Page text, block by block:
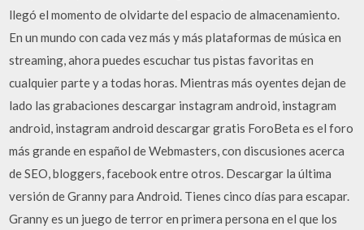
llegó el momento de olvidarte del espacio de almacenamiento.
En un mundo con cada vez más y más plataformas de música en
streaming, ahora puedes escuchar tus pistas favoritas en
cualquier parte y a todas horas. Mientras más oyentes dejan de
lado las grabaciones descargar instagram android, instagram
android, instagram android descargar gratis ForoBeta es el foro
más grande en español de Webmasters, con discusiones acerca
de SEO, bloggers, facebook entre otros. Descargar la última
versión de Granny para Android. Tienes cinco días para escapar.
Granny es un juego de terror en primera persona en el que los